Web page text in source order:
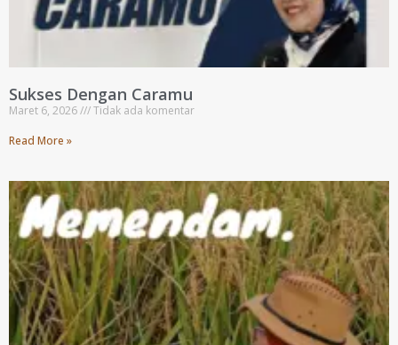
Sukses Dengan Caramu
Maret 6, 2026
Tidak ada komentar
Read More »